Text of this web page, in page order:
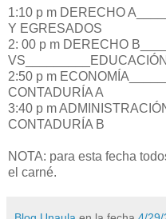
1:10 p m DERECHO
Y EGRESADOS
2: 00 p m DERECHO
VS_________EDUCACIÓN
2:50 p m
CONTADURÍA A
3:40 p m
CONTADURÍA B
NOTA: para esta fecha
el carné.